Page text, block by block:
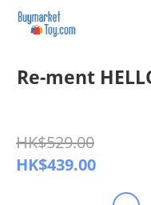
Re-ment
HK$529.00
HK$439.00